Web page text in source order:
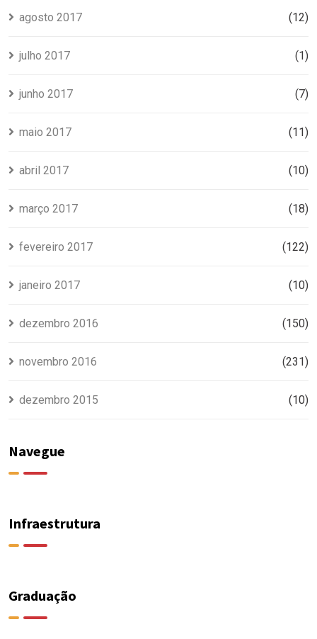
agosto 2017 (12)
julho 2017 (1)
junho 2017 (7)
maio 2017 (11)
abril 2017 (10)
março 2017 (18)
fevereiro 2017 (122)
janeiro 2017 (10)
dezembro 2016 (150)
novembro 2016 (231)
dezembro 2015 (10)
Navegue
Infraestrutura
Graduação